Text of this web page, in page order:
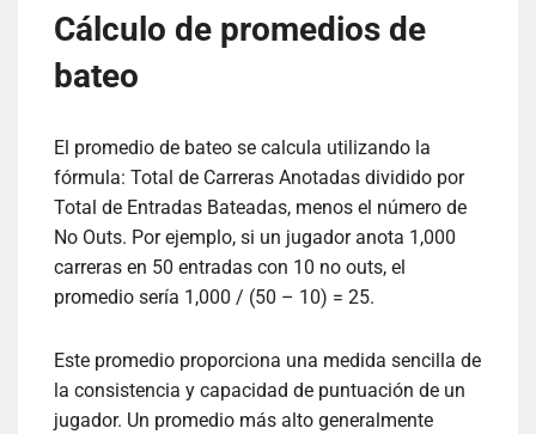
Cálculo de promedios de
bateo
El promedio de bateo se calcula utilizando la
fórmula: Total de Carreras Anotadas dividido por
Total de Entradas Bateadas, menos el número de
No Outs. Por ejemplo, si un jugador anota 1,000
carreras en 50 entradas con 10 no outs, el
promedio sería 1,000 / (50 – 10) = 25.
Este promedio proporciona una medida sencilla de
la consistencia y capacidad de puntuación de un
jugador. Un promedio más alto generalmente